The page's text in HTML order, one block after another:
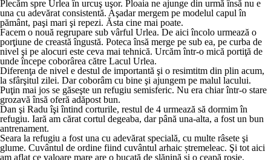
Plecăm spre Urlea în urcuş uşor. Ploaia ne ajunge din urmă însă nu e
una cu adevărat consistentă. Aşadar mergem pe modelul capul în
pământ, paşi mari şi repezi. Ăsta cine mai poate.
Facem o nouă regrupare sub vârful Urlea. De aici încolo urmează o
porţiune de creastă îngustă. Poteca însă merge pe sub ea, pe curba de
nivel şi pe alocuri este ceva mai tehnică. Urcăm într-o mică portiţă de
unde începe coborârea către Lacul Urlea.
Diferenţa de nivel e destul de importantă şi o resimtitm din plin acum,
la sfârşitul zilei. Dar coborâm cu bine şi ajungem pe malul lacului.
Puţin mai jos se găseşte un refugiu semisferic. Nu era chiar într-o stare
grozavă însă oferă adăpost bun.
Dan şi Radu îşi întind corturile, restul de 4 urmează să dormim în
refugiu. Iară am cărat cortul degeaba, dar până una-alta, a fost un bun
antrenament.
Seara la refugiu a fost una cu adevărat specială, cu multe râsete şi
glume. Cuvântul de ordine fiind cuvântul arhaic ștremeleac. Şi tot aici
am aflat ce valoare mare are o bucată de slănină şi o ceapă roşie.